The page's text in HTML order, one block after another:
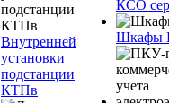
Внутренней
установки
подстанции
КТПв
КСО
Шкафы